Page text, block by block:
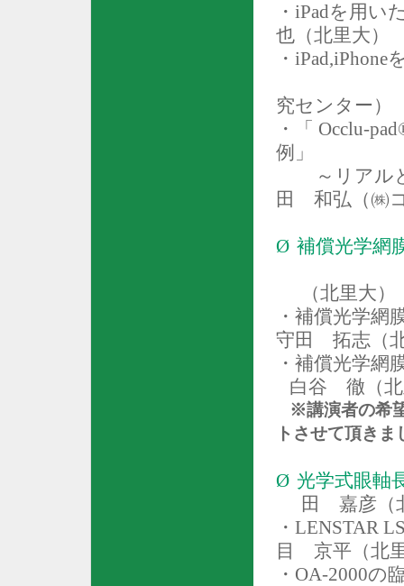
・ iPadを用い
也（北里大）
・ iPad,iPhone
究センター）
・「 Occlu-
例」
～リアル
田 和弘（㈱
Ø 補償光学網
（北里大）
・補償光学網
守田 拓志（
・補償光学網
白谷 徹（北
※講演者の希
ト させて頂きま
Ø 光学式眼軸
田 嘉彦（
・ LENSTAR
目 京平（北
・ OA-2000の